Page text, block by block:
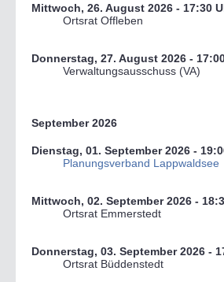
Mittwoch, 26. August 2026 - 17:30
Ortsrat Offleben
Donnerstag, 27. August 2026 -
Verwaltungsausschuss (VA)
September 2026
Dienstag, 01. September 2026 -
Planungsverband Lappwaldsee
Mittwoch, 02. September 2026 -
Ortsrat Emmerstedt
Donnerstag, 03. September 2026 -
Ortsrat Büddenstedt